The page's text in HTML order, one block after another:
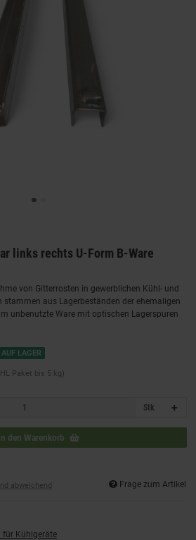
links rechts U-Form B-Ware
von Gitterrosten in gewerblichen Kühl- und
stammen aus Lagerbeständen der ehemaligen
unbenutzte Ware mit optischen Lagerspuren
AUF LAGER
Paket bis 5 kg)
Stk
den Warenkorb
abweichend Frage zum Artikel
für Kühlgeräte